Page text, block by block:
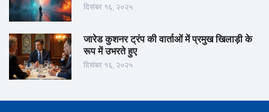
दिसंबर १६, २०२५
जारेड कुशनर ट्रंप की वार्ताओं में प्रमुख खिलाड़ी के
रूप में उभरते हुए
दिसंबर १६, २०२५